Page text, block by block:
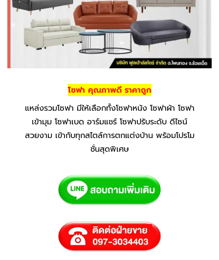
โซฟา คุณภาพดี ราคาถูก
แหล่งรวมโซฟา มีให้เลือกทั้งโซฟาหนัง โซฟาผ้า โซฟา
เข้ามุม โซฟาเบด อาร์มแชร์ โซฟาปรับระดับ ดีไซน์
สวยงาม เข้ากับทุกสไตล์การตกแต่งบ้าน พร้อมโปรโม
ชั่นสุดพิเศษ